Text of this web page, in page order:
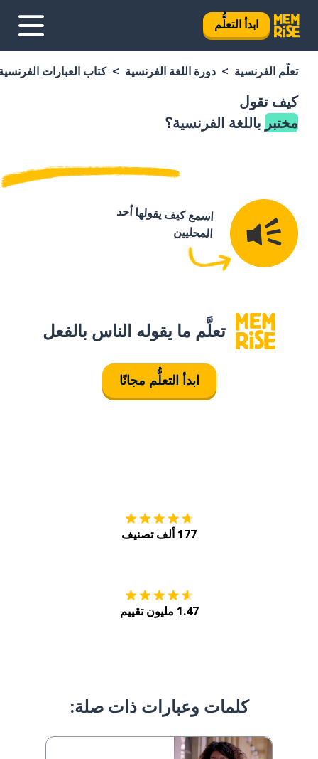
ابدأ التعلُّم
تعلَّم الفرنسية دورة اللغة الفرنسية كتاب العبارات
كيف تقول
مختبر باللغة الفرنسية؟
اسمع كيف يقولها أحد
المحليين
تعلَّم ما يقوله الناس بالفعل
ابدأ التعلُّم مجانًا
177 ألف تصنيف
1.47 مليون تقييم
كلمات وعبارات ذات صلة: